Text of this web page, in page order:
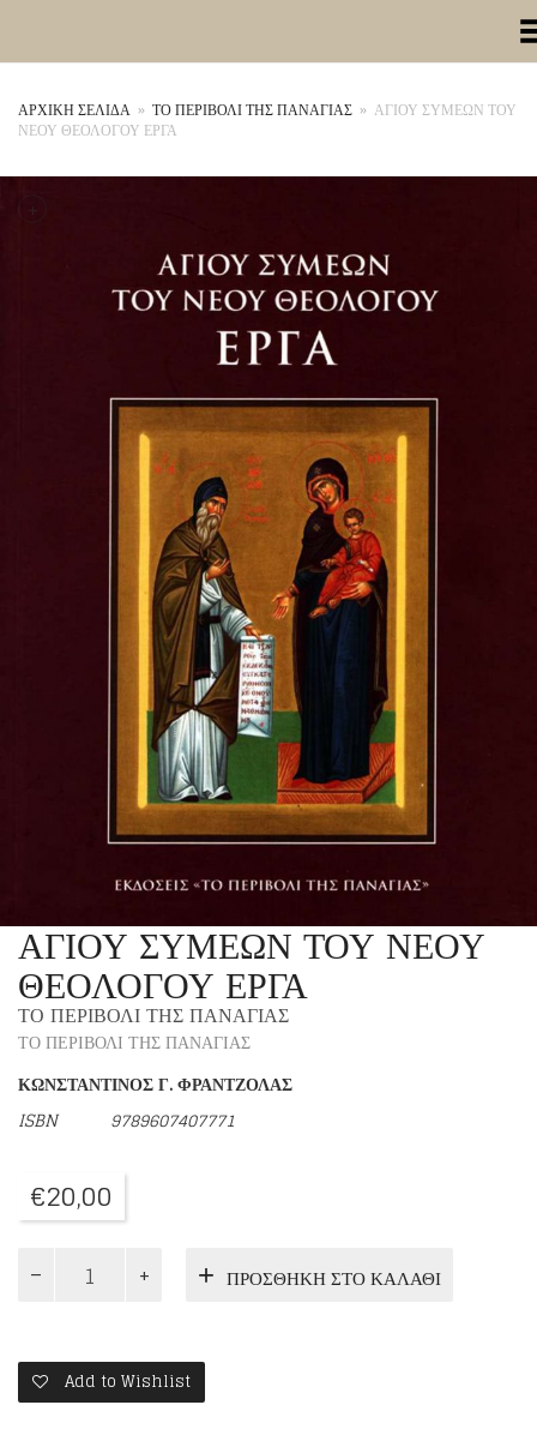
Toggle
ΑΡΧΙΚΉ ΣΕΛΊΔΑ » ΤΟ ΠΕΡΙΒΟΛΙ ΤΗΣ ΠΑΝΑΓΙΑΣ » ΑΓΙΟΥ ΣΥΜΕΩΝ ΤΟΥ
ΝΕΟΥ ΘΕΟΛΟΓΟΥ ΕΡΓΑ
+
ΑΓΙΟΥ ΣΥΜΕΩΝ ΤΟΥ ΝΕΟΥ
ΘΕΟΛΟΓΟΥ ΕΡΓΑ
ΤΟ ΠΕΡΙΒΟΛΙ ΤΗΣ ΠΑΝΑΓΙΑΣ
ΤΟ ΠΕΡΙΒΟΛΙ ΤΗΣ ΠΑΝΑΓΙΑΣ
ΚΩΝΣΤΑΝΤΙΝΟΣ Γ. ΦΡΑΝΤΖΟΛΑΣ
ISBN9789607407771
€20,00
ΣΥΜΕΩΝ
ΘΕΟΛΟΓΟΥ
ΕΡΓΑ
ποσότητα
ΠΡΟΣΘΉΚΗ ΣΤΟ ΚΑΛΆΘΙ
Add to Wishlist